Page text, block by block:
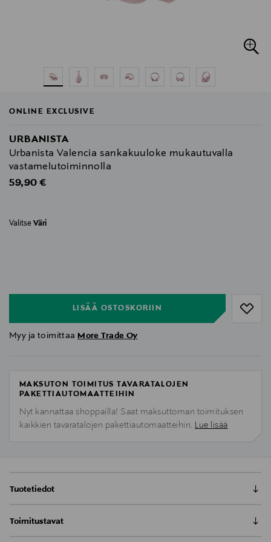
ONLINE EXCLUSIVE
URBANISTA
Urbanista Valencia sankakuuloke mukautuvalla
vastamelutoiminnolla
Original Price
59,90 €
Valitse Väri
LISÄÄ OSTOSKORIIN
Myy ja toimittaa More Trade Oy
MAKSUTON TOIMITUS TAVARATALOJEN
PAKETTIAUTOMAATTEIHIN
Nyt kannattaa shoppailla! Saat maksuttoman toimituksen
kaikkien tavaratalojen pakettiautomaatteihin. Lue lisää
Tuotetiedot
erityisesti niille, jotka arvostavat tyyliä, mukavuutta ja
Toimitustavat